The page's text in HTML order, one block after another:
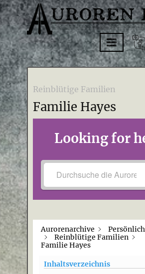
Reinblütige Familien
Familie Hayes
Looking for
Aurorenarchive
Reinblütige Familien
Familie Hayes
Inhaltsverzeichnis